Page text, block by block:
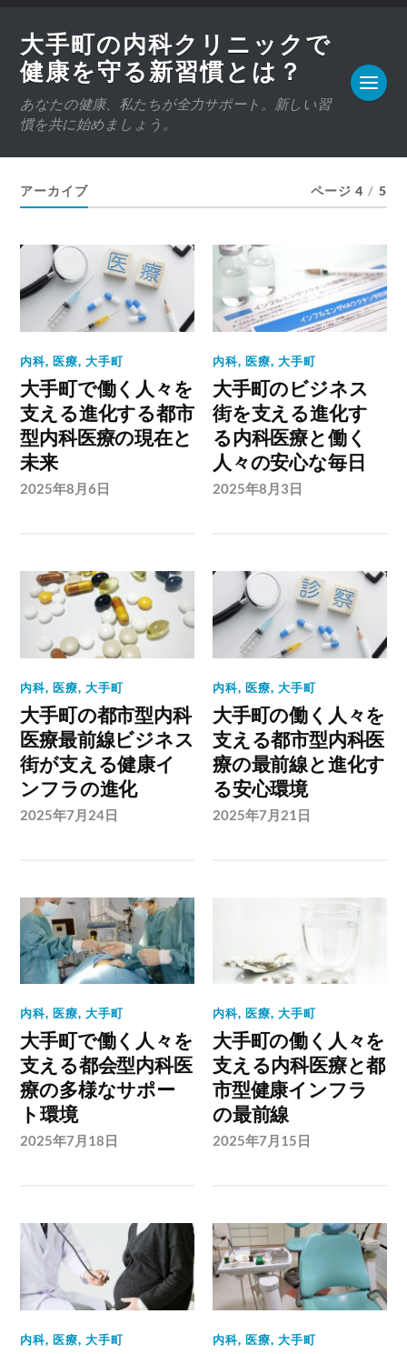
大手町の内科クリニックで
健康を守る新習慣とは？
あなたの健康、私たちが全力サポート。新しい習
慣を共に始めましょう。
アーカイブ ページ 4 / 5
内科, 医療,大手町
大手町で働く人々を
支える進化する都市
型内科医療の現在と
未来
2025年8月6日
内科, 医療,大手町
大手町のビジネス
街を支える進化す
る内科医療と働く
人々の安心な毎日
2025年8月3日
内科,医療,大手町
大手町の都市型内科
医療最前線ビジネス
街が支える健康イ
ンフラの進化
2025年7月24日
内科,医療,大手町
大手町の働く人々を
支える都市型内科医
療の最前線と進化す
る安心環境
2025年7月21日
内科, 医療,大手町
大手町で働く人々を
支える都会型内科医
療の多様なサポー
ト環境
2025年7月18日
内科, 医療,大手町
大手町の働く人々を
支える内科医療と都
市型健康インフラ
の最前線
2025年7月15日
内科, 医療,大手町 内科, 医療,大手町